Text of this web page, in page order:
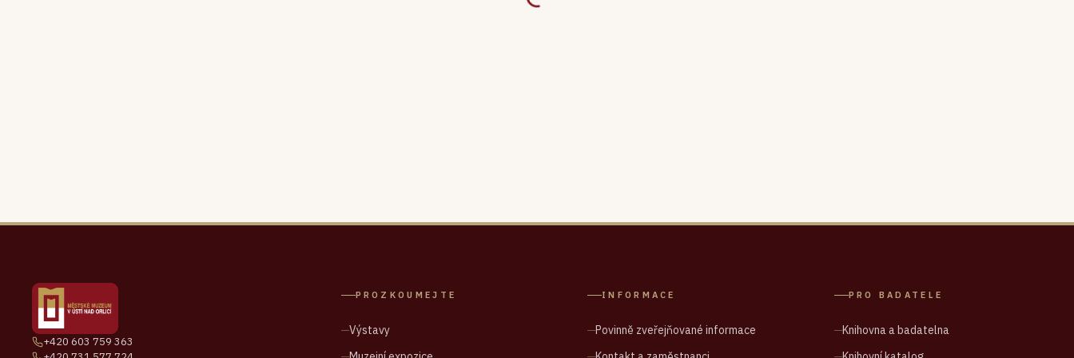
+420 603 759 363
PROZKOUMEJTE
Výstavy
INFORMACE
Povinně zveřejňované informace
PRO BADATELE
Knihovna a badatelna